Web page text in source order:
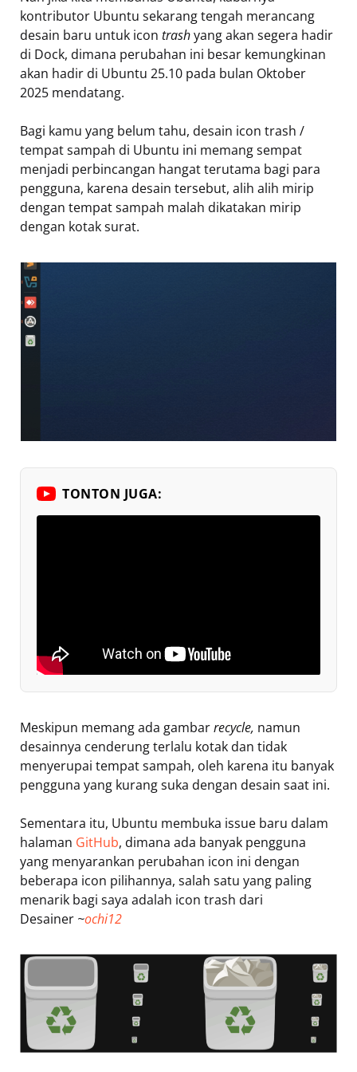
kontributor Ubuntu sekarang tengah merancang
desain baru untuk icon trashyang akan segera hadir
di Dock, dimana perubahan ini besar kemungkinan
akan hadir di Ubuntu 25.10 pada bulan Oktober
2025 mendatang.
Bagi kamu yang belum tahu, desain icon trash /
tempat sampah di Ubuntu ini memang sempat
menjadi perbincangan hangat terutama bagi para
pengguna, karena desain tersebut, alih alih mirip
dengan tempat sampah malah dikatakan mirip
dengan kotak surat.
TONTON JUGA:
Meskipun memang ada gambarrecycle, namun
desainnya cenderung terlalu kotak dan tidak
menyerupai tempat sampah, oleh karena itu banyak
pengguna yang kurang suka dengan desain saat ini.
Sementara itu, Ubuntu membuka issue baru dalam
halaman GitHub, dimana ada banyak pengguna
yang menyarankan perubahan icon ini dengan
beberapa icon pilihannya, salah satu yang paling
menarik bagi saya adalah icon trash dari
Desainer ~ochi12